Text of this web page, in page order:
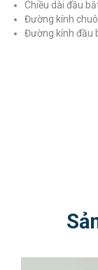
Chiều dài đầu
Đường kính
Đường kính đầu